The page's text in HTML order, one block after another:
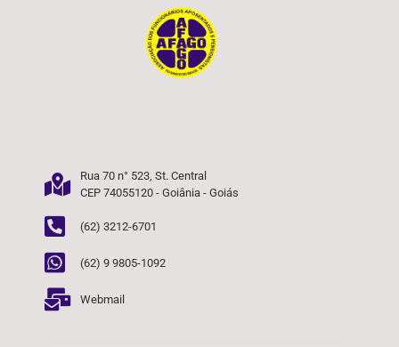
Rua 70 n° 523, St. Central
CEP 74055120 - Goiânia - Goiás
(62) 3212-6701
(62) 9 9805-1092
Webmail